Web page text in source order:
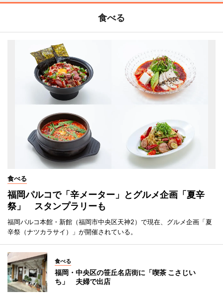
食べる
食べる
福岡パルコで「辛メーター」とグルメ企画「夏辛
祭」 スタンプラリーも
福岡パルコ本館・新館（福岡市中央区天神2）で現在、グルメ企画「夏
辛祭（ナツカラサイ）」が開催されている。
食べる
福岡・中央区の笹丘名店街に「喫茶 こさじい
ち」 夫婦で出店